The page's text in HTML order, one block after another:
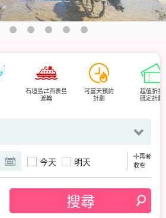
石垣島⇄西表島
渡輪
可當天預約
計劃
超值折扣
既定計劃
今天 明天
再者
收窄